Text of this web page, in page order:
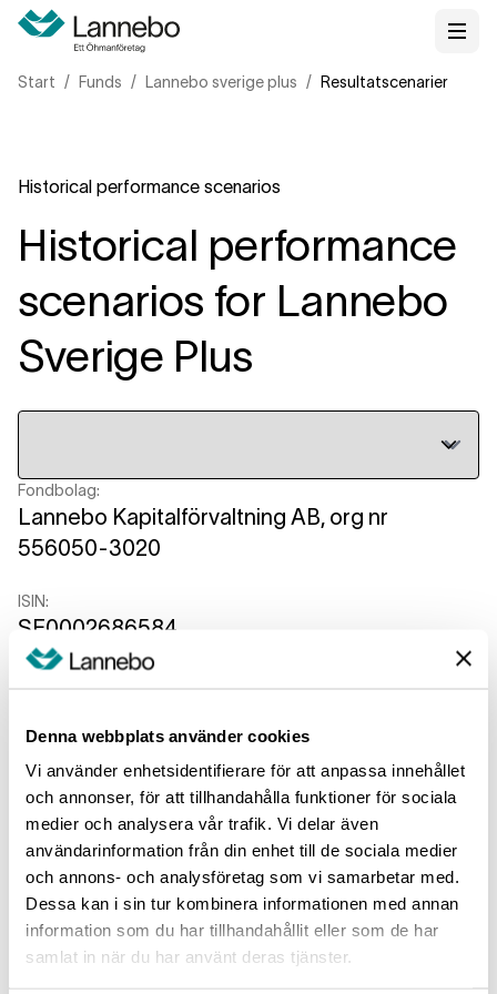
Denna webbplats använder cookies
Vi använder enhetsidentifierare för att anpassa innehållet
och annonser, för att tillhandahålla funktioner för sociala
medier och analysera vår trafik. Vi delar även
användarinformation från din enhet till de sociala medier
och annons- och analysföretag som vi samarbetar med.
Dessa kan i sin tur kombinera informationen med annan
information som du har tillhandahållit eller som de har
samlat in när du har använt deras tjänster.
Start Funds Lannebo sverige plus Resultatscenarier
Historical performance scenarios
Historical performance
scenarios for Lannebo
Sverige Plus
Fondbolag:
Lannebo Kapitalförvaltning AB, org nr
556050-3020
ISIN:
SE0002686584
Exempel på investering:
100 000 SEK / 10 000 EUR
Minimum:
Det finns ingen garanterad minsta avkastning.
Du kan förlora hela eller delar av din
investering.